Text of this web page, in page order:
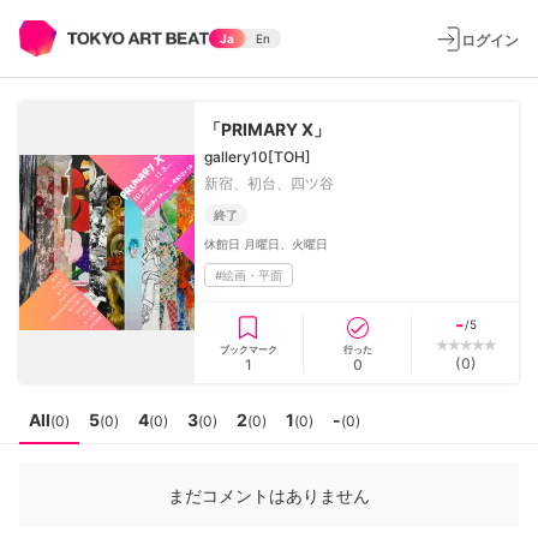
Ja En ログイン
「PRIMARY X」
gallery10[TOH]
新宿、初台、四ツ谷
終了
休館日 月曜日、火曜日
#絵画・平面
ブックマーク
1
行った
0
-/5
(0)
All(0) 5(0) 4(0) 3(0) 2(0) 1(0) -(0)
まだコメントはありません